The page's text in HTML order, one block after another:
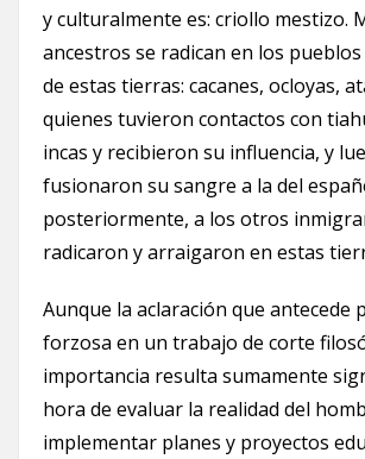
y culturalmente es: criollo mestizo.
ancestros se radican en los
de estas tierras: cacanes, ocloyas,
quienes tuvieron contactos con
incas y recibieron su influencia, y
fusionaron su sangre a la del
posteriormente, a los otros
radicaron y arraigaron en estas
Aunque la aclaración que antecede
forzosa en un trabajo de corte
importancia resulta sumamente
hora de evaluar la realidad del
implementar planes y proyectos